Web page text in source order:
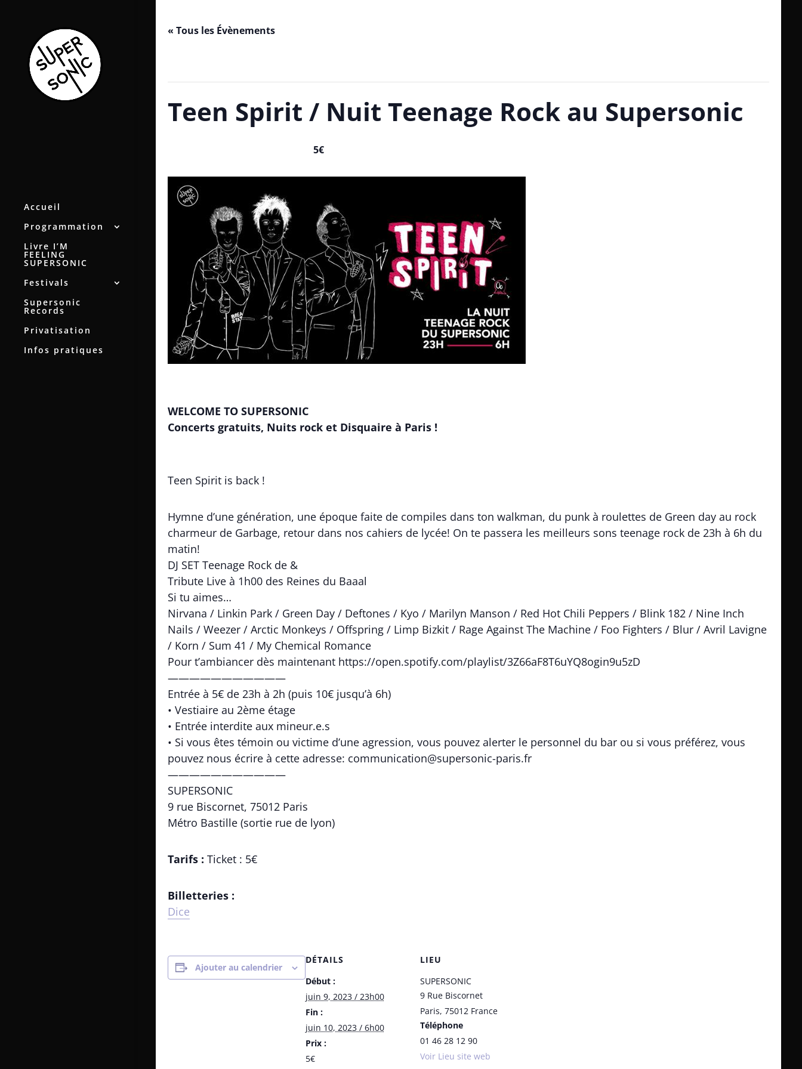
Accueil
Programmation
Livre I’M
FEELING
SUPERSONIC
Festivals
Supersonic
Records
Privatisation
Infos pratiques
« Tous les Évènements
Teen Spirit / Nuit Teenage Rock au Supersonic
5€
WELCOME TO SUPERSONIC
Concerts gratuits, Nuits rock et Disquaire à Paris !
Teen Spirit is back !
Hymne d’une génération, une époque faite de compiles dans ton walkman, du punk à roulettes de Green day au rock
charmeur de Garbage, retour dans nos cahiers de lycée! On te passera les meilleurs sons teenage rock de 23h à 6h du
matin!
DJ SET Teenage Rock de &
Tribute Live à 1h00 des Reines du Baaal
Si tu aimes…
Nirvana / Linkin Park / Green Day / Deftones / Kyo / Marilyn Manson / Red Hot Chili Peppers / Blink 182 / Nine Inch
Nails / Weezer / Arctic Monkeys / Offspring / Limp Bizkit / Rage Against The Machine / Foo Fighters / Blur / Avril Lavigne
/ Korn / Sum 41 / My Chemical Romance
Pour t’ambiancer dès maintenant https://open.spotify.com/playlist/3Z66aF8T6uYQ8ogin9u5zD
———————————
Entrée à 5€ de 23h à 2h (puis 10€ jusqu’à 6h)
• Vestiaire au 2ème étage
• Entrée interdite aux mineur.e.s
• Si vous êtes témoin ou victime d’une agression, vous pouvez alerter le personnel du bar ou si vous préférez, vous
pouvez nous écrire à cette adresse: communication@supersonic-paris.fr
———————————
SUPERSONIC
9 rue Biscornet, 75012 Paris
Métro Bastille (sortie rue de lyon)
Tarifs : Ticket : 5€
Billetteries :
Dice
Ajouter au calendrier
DÉTAILS
Début :
juin 9, 2023 / 23h00
Fin :
juin 10, 2023 / 6h00
Prix :
5€
LIEU
SUPERSONIC
9 Rue Biscornet
Paris, 75012 France
Téléphone
01 46 28 12 90
Voir Lieu site web